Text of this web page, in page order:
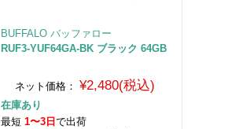
BUFFALO バッファロー
RUF3-YUF64GA-BK ブラック 64GB
ネット価格： ¥2,480(税込)
在庫あり
最短 1〜3日 で出荷